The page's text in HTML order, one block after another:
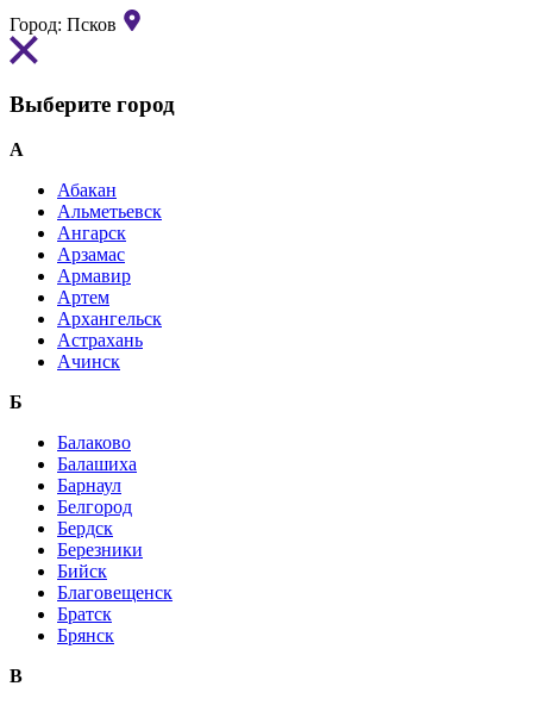
Город: Псков
Выберите город
А
Абакан
Альметьевск
Ангарск
Арзамас
Армавир
Артем
Архангельск
Астрахань
Ачинск
Б
Балаково
Балашиха
Барнаул
Белгород
Бердск
Березники
Бийск
Благовещенск
Братск
Брянск
В